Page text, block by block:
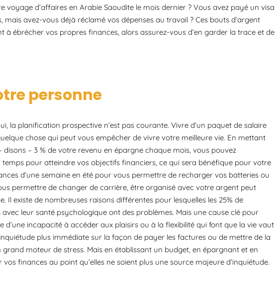
voyage d’affaires en Arabie Saoudite le mois dernier ? Vous avez payé un visa
mais avez-vous déjà réclamé vos dépenses au travail ? Ces bouts d’argent
à ébrécher vos propres finances, alors assurez-vous d’en garder la trace et de
personne
la planification prospective n’est pas courante. Vivre d’un paquet de salaire
chose qui peut vous empêcher de vivre votre meilleure vie. En mettant
– 3 % de votre revenu en épargne chaque mois, vous pouvez
pour atteindre vos objectifs financiers, ce qui sera bénéfique pour votre
d’une semaine en été pour vous permettre de recharger vos batteries ou
permettre de changer de carrière, être organisé avec votre argent peut
existe de nombreuses raisons différentes pour lesquelles les 25% de
leur santé psychologique ont des problèmes. Mais une cause clé pour
d’une incapacité à accéder aux plaisirs ou à la flexibilité qui font que la vie vaut
plus immédiate sur la façon de payer les factures ou de mettre de la
moteur de stress. Mais en établissant un budget, en épargnant et en
finances au point qu’elles ne soient plus une source majeure d’inquiétude.